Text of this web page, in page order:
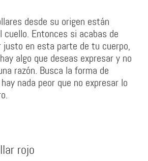
desde su origen están
cuello. Entonces si acabas de
justo en esta parte de tu cuerpo,
algo que deseas expresar y no
razón. Busca la forma de
nada peor que no expresar lo
rojo